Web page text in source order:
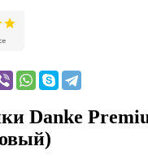
Danke